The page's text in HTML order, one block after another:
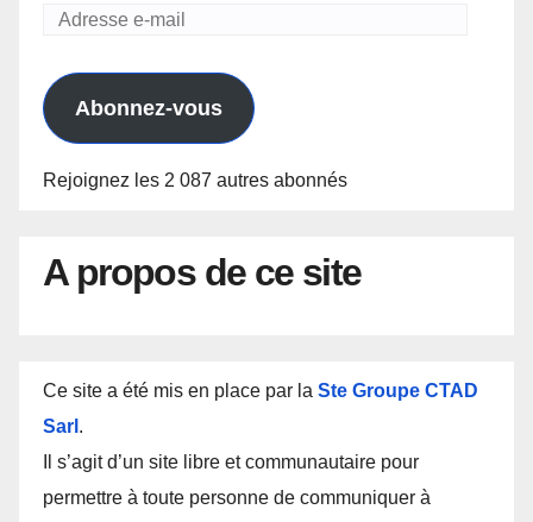
Adresse
mail
Abonnez-vous
Rejoignez les 2 087 autres abonnés
A propos de ce site
Ce site a été mis en place par la Ste Groupe CTAD
Sarl .
Il s’agit d’un site libre et communautaire pour
permettre à toute personne de communiquer à